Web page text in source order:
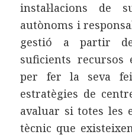
instal·lacions de
autònoms i
gestió a partir
suficients recursos
per fer la seva
estratègies de
avaluar si totes les
tècnic que